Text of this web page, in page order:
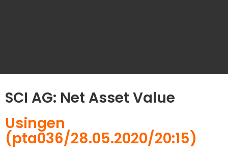
SCI AG: Net Asset Value
Usingen
(pta036/28.05.2020/20:15)